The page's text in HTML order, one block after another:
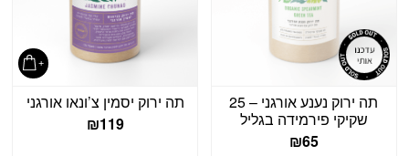
תה ירוק נענע אורגני – 25
שקיקי פירמידה בגליל
₪65
תה ירוק יסמין צ’ונאו אורגני
₪119